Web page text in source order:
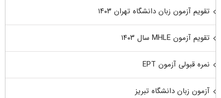
تقویم آزمون زبان دانشگاه تهران ۱۴۰۳
تقویم آزمون MHLE سال ۱۴۰۳
نمره قبولی آزمون EPT
آزمون زبان دانشگاه تبریز